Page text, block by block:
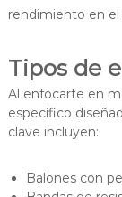
rendimiento en el
Tipos de
Al enfocarte en
específico
clave incluyen:
Balones con